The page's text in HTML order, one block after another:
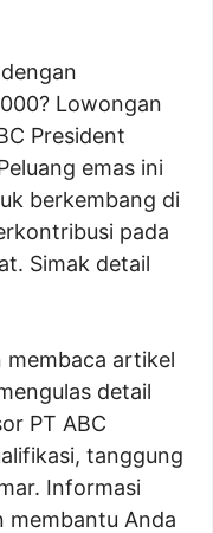
Lowongan
President
emas ini
berkembang di
pada
Simak detail
artikel
detail
PT ABC
tanggung
Informasi
membantu Anda